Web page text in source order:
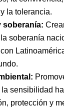
la tolerancia.
soberanía:
soberanía
sensibilidad
protección y